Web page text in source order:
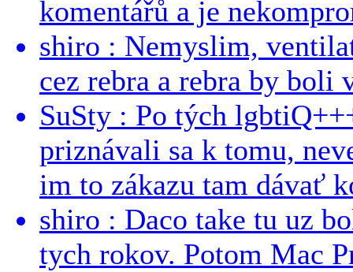
komentářů a je
shiro : Nemyslim,
cez rebra a rebra by boli
SuSty : Po tých
priznávali sa k tomu,
im to zákazu tam dávať
shiro : Daco take tu uz
tych rokov. Potom Mac